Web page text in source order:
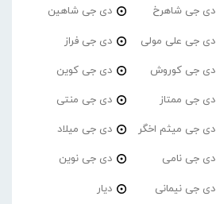
دی جی شاهرخ دی جی شاهین
دی جی علی مولی دی جی فراز
دی جی کوروش دی جی کوین
دی جی ممتاز دی جی منتی
دی جی میثم اخگر دی جی میلاد
دی جی نامی دی جی نوین
دی جی نیمانی دیار